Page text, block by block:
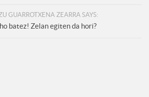
GUARROTXENA ZEARRA SAYS:
batez! Zelan egiten da hori?